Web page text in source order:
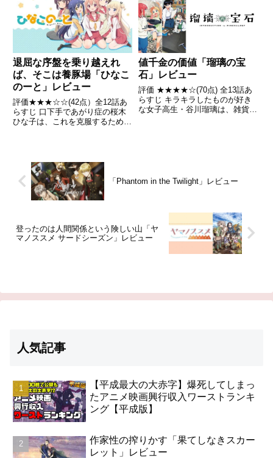
退屈な序盤を乗り越えれ
ば、そこは養豚場「ひなこ
のーと」レビュー
評価★★★☆☆(42点）全12話あ
らすじ 口下手であがり症の桜木
ひな子は、これを克服するため、
高校の演劇部はすでに廃部になっ
たと聞かされる。アパート「...
値千金の価値「瑠璃の宝
石」レビュー
評価 ★★★★☆(70点) 全13話あ
らすじ キラキラしたものが好き
な女子高生・谷川瑠璃は、雑貨屋
「Phantom in the Twilight」レビュー
登ったのは人間関係という険しい山「ヤ
マノススメ サードシーズン」レビュー
人気記事
【平成最大の大赤字】爆死してしまっ
たアニメ映画興行収入ワーストランキ
ング【平成版】
作家性の搾りかす「果てしなきスカー
レット」レビュー